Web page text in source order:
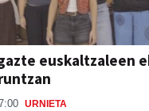
euskaltzaleen
URNIETA